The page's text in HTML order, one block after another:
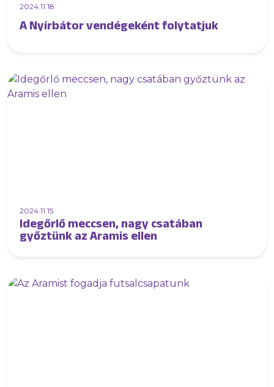
2024.11.18
A Nyírbátor vendégeként folytatjuk
2024.11.15
Idegőrlő meccsen, nagy csatában
győztünk az Aramis ellen